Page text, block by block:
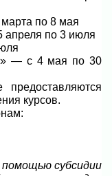
по 8 мая
апреля по 3 июля
— с 4 мая по 30
курсов.
субсидии